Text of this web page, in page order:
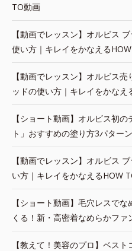
TO動画
【動画でレッスン】オルビス
使い方｜キレイをかなえる
【動画でレッスン】オルビス
ッドの使い方｜キレイをかなえ
【ショート動画】オルビス初
ト」おすすめの塗り方3パターン
【動画でレッスン】オルビス
い方｜キレイをかなえるHOW
【ショート動画】毛穴レスで
くる！新・高密着なめらかフ
【教えて！美容のプロ】ベス